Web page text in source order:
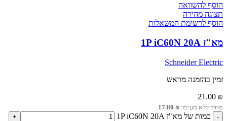
הוסף להשוואה
תצוגה מהירה
הוסף לרשימת המשאלות
מא"ז 1P iC60N 20A
Schneider Electric
זמין בהזמנה מראש
21.00 ₪
מחיר ללא מע״מ: 17.80 ₪
כמות של מא"ז 1P iC60N 20A